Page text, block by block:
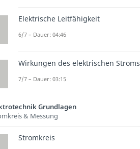
Elektrische Leitfähigkeit
6/7 – Dauer: 04:46
Wirkungen des elektrischen Stroms
7/7 – Dauer: 03:15
Grundlagen
& Messung
Stromkreis